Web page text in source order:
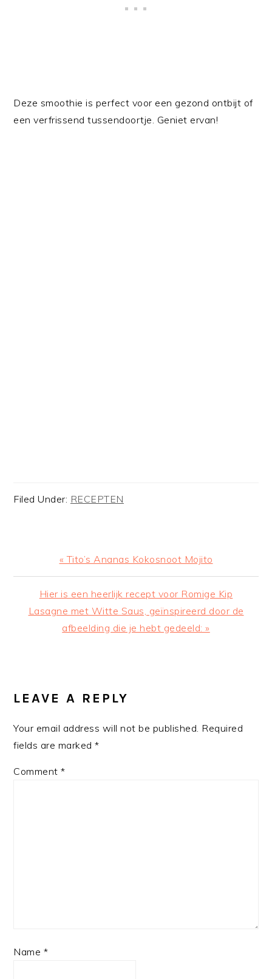
Deze smoothie is perfect voor een gezond ontbijt of
een verfrissend tussendoortje. Geniet ervan!
Filed Under: RECEPTEN
Previous
Post:
« Tito’s Ananas Kokosnoot Mojito
Next
Post:
Hier is een heerlijk recept voor Romige Kip
Lasagne met Witte Saus, geïnspireerd door de
afbeelding die je hebt gedeeld: »
INTERACTIONS
LEAVE A REPLY
Your email address will not be published. Required
fields are marked*
Comment*
Name *